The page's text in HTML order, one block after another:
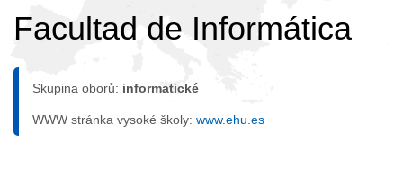
Facultad de Informática
Skupina oborů: informatické
WWW stránka vysoké školy: www.ehu.es